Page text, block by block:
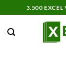
Inhalt
springen
3.500 EXCEL